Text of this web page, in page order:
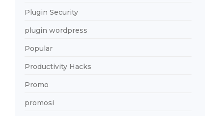
Plugin Security
plugin wordpress
Popular
Productivity Hacks
Promo
promosi